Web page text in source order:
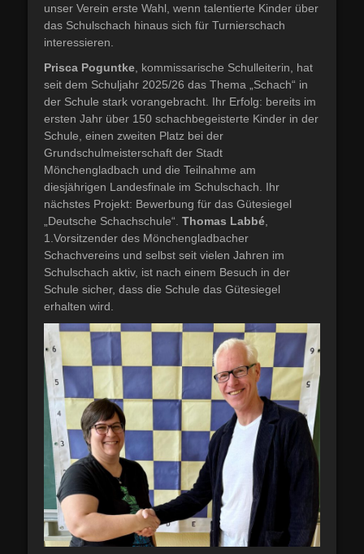
unser Verein erste Wahl, wenn talentierte Kinder über
das Schulschach hinaus sich für Turnierschach
interessieren.
Prisca Poguntke , kommissarische Schulleiterin, hat
seit dem Schuljahr 2025/26 das Thema „Schach“ in
der Schule stark vorangebracht. Ihr Erfolg: bereits im
ersten Jahr über 150 schachbegeisterte Kinder in der
Schule, einen zweiten Platz bei der
Grundschulmeisterschaft der Stadt
Mönchengladbach und die Teilnahme am
diesjährigen Landesfinale im Schulschach. Ihr
nächstes Projekt: Bewerbung für das Gütesiegel
„Deutsche Schachschule“. Thomas Labbé
1.Vorsitzender des Mönchengladbacher
Schachvereins und selbst seit vielen Jahren im
Schulschach aktiv, ist nach einem Besuch in der
Schule sicher, dass die Schule das Gütesiegel
erhalten wird.